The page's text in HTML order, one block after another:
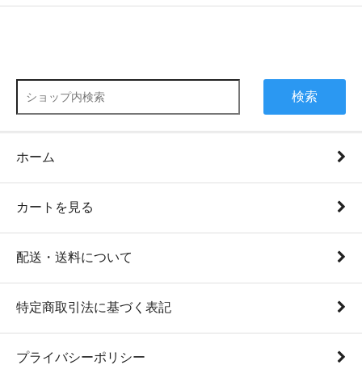
検索
ホーム
カートを見る
配送・送料について
特定商取引法に基づく表記
プライバシーポリシー